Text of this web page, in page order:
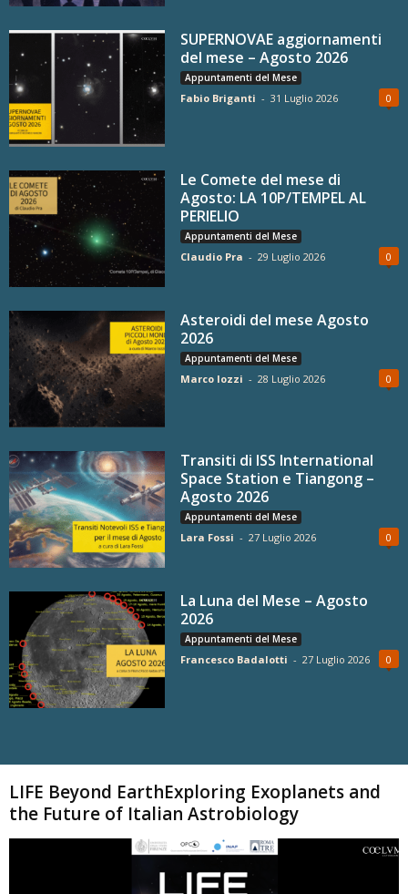
SUPERNOVAE aggiornamenti
del mese – Agosto 2026
Appuntamenti del Mese
Fabio Briganti - 31 Luglio 2026 0
Le Comete del mese di
Agosto: LA 10P/TEMPEL AL
PERIELIO
Appuntamenti del Mese
Claudio Pra - 29 Luglio 2026 0
Asteroidi del mese Agosto
2026
Appuntamenti del Mese
Marco Iozzi - 28 Luglio 2026 0
Transiti di ISS International
Space Station e Tiangong –
Agosto 2026
Appuntamenti del Mese
Lara Fossi - 27 Luglio 2026 0
La Luna del Mese – Agosto
2026
Appuntamenti del Mese
Francesco Badalotti - 27 Luglio 2026 0
LIFE Beyond EarthExploring Exoplanets and
the Future of Italian Astrobiology